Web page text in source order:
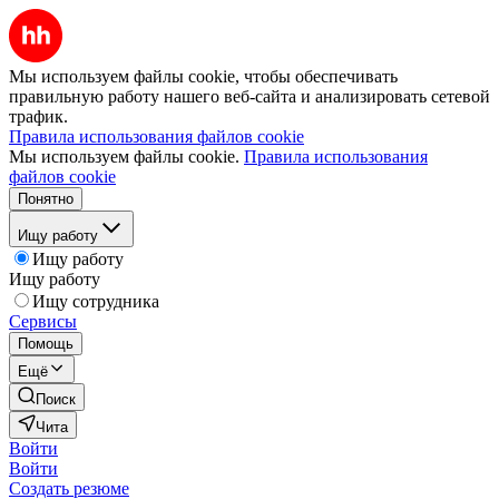
Мы используем файлы cookie, чтобы обеспечивать
правильную работу нашего веб-сайта и анализировать сетевой
трафик.
Правила использования файлов cookie
Мы используем файлы cookie. Правила использования
файлов cookie
Понятно
Ищу работу
Ищу работу
Ищу работу
Ищу сотрудника
Сервисы
Помощь
Ещё
Поиск
Чита
Войти
Войти
Создать резюме